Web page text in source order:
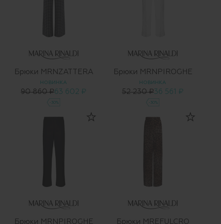
Брюки MRNZATTERA
НОВИНКА
90 860 ₽63 602 ₽
-30%
Брюки MRNPIROGHE
НОВИНКА
52 230 ₽36 561 ₽
-30%
Брюки MRNPIROGHE Брюки MREFULCRO